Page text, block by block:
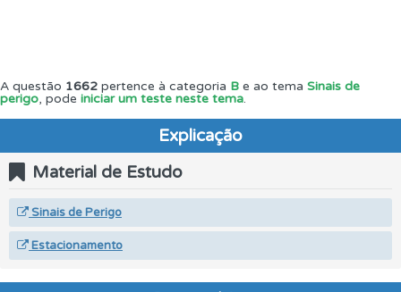
A questão 1662 pertence à categoria B e ao tema Sinais de
perigo, pode iniciar um teste neste tema.
Explicação
Material de Estudo
Sinais de Perigo
Estacionamento